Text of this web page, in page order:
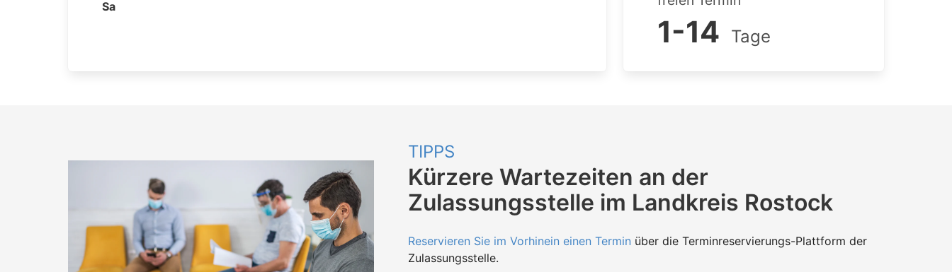
Sa
1-14 Tage
TIPPS
Kürzere Wartezeiten an der
Zulassungsstelle im Landkreis Rostock
Reservieren Sie im Vorhinein einen Termin über die Terminreservierungs-Plattform der
Zulassungsstelle.